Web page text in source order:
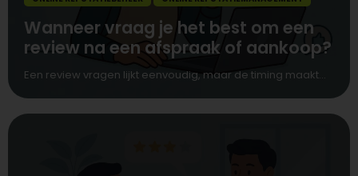
Wanneer vraag je het best om een
review na een afspraak of aankoop?
Een review vragen lijkt eenvoudig, maar de timing maakt...